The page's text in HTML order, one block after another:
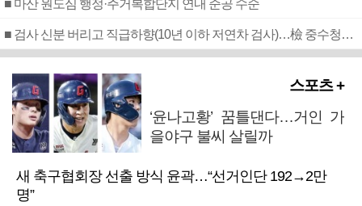
■ 마산 원도심 행정·주거복합단지 연내 준공 수순
■ 검사 신분 버리고 직급하향(10년 이하 저연차 검사)…檢 중수청행 기피
스포츠 +
‘윤나고황’ 꿈틀댄다…거인 가
을야구 불씨 살릴까
새 축구협회장 선출 방식 윤곽…“선거인단 192→2만
명”